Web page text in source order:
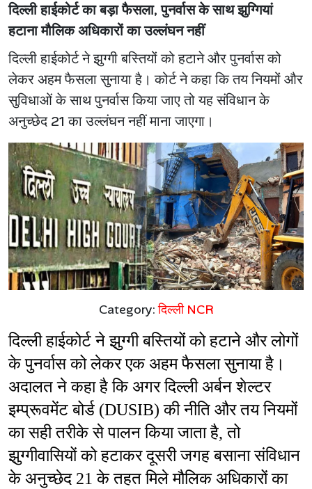
दिल्ली हाईकोर्ट का बड़ा फैसला, पुनर्वास के साथ झुग्गियां
हटाना मौलिक अधिकारों का उल्लंघन नहीं
दिल्ली हाईकोर्ट ने झुग्गी बस्तियों को हटाने और पुनर्वास को
लेकर अहम फैसला सुनाया है। कोर्ट ने कहा कि तय नियमों और
सुविधाओं के साथ पुनर्वास किया जाए तो यह संविधान के
अनुच्छेद 21 का उल्लंघन नहीं माना जाएगा।
Category:दिल्ली NCR
दिल्ली हाईकोर्ट ने झुग्गी बस्तियों को हटाने और लोगों
के पुनर्वास को लेकर एक अहम फैसला सुनाया है।
अदालत ने कहा है कि अगर दिल्ली अर्बन शेल्टर
इम्प्रूवमेंट बोर्ड (DUSIB) की नीति और तय नियमों
का सही तरीके से पालन किया जाता है, तो
झुग्गीवासियों को हटाकर दूसरी जगह बसाना संविधान
के अनुच्छेद 21 के तहत मिले मौलिक अधिकारों का